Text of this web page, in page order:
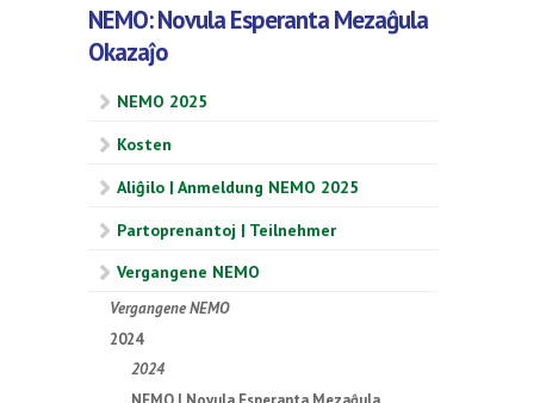
NEMO: Novula Esperanta Mezaĝula
Okazaĵo
NEMO 2025
Kosten
Aliĝilo | Anmeldung NEMO 2025
Partoprenantoj | Teilnehmer
Vergangene NEMO
Vergangene NEMO
2024
2024